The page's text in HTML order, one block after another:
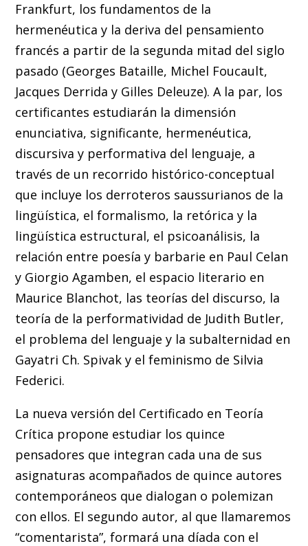
Frankfurt, los fundamentos de la
hermenéutica y la deriva del pensamiento
francés a partir de la segunda mitad del siglo
pasado (Georges Bataille, Michel Foucault,
Jacques Derrida y Gilles Deleuze). A la par, los
certificantes estudiarán la dimensión
enunciativa, significante, hermenéutica,
discursiva y performativa del lenguaje, a
través de un recorrido histórico-conceptual
que incluye los derroteros saussurianos de la
lingüística, el formalismo, la retórica y la
lingüística estructural, el psicoanálisis, la
relación entre poesía y barbarie en Paul Celan
y Giorgio Agamben, el espacio literario en
Maurice Blanchot, las teorías del discurso, la
teoría de la performatividad de Judith Butler,
el problema del lenguaje y la subalternidad en
Gayatri Ch. Spivak y el feminismo de Silvia
Federici.
La nueva versión del Certificado en Teoría
Crítica propone estudiar los quince
pensadores que integran cada una de sus
asignaturas acompañados de quince autores
contemporáneos que dialogan o polemizan
con ellos. El segundo autor, al que llamaremos
“comentarista”, formará una díada con el